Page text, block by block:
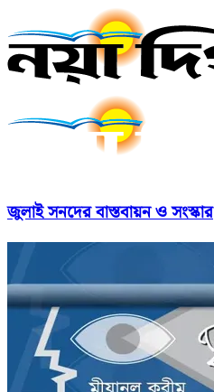
জুলাই সনদের বাস্তবায়ন ও সংস্কার